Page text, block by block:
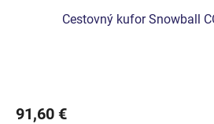
Cestovný kufor Snowball
91,60 €